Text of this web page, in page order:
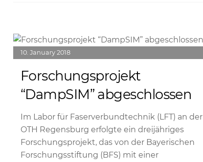
Link
10 January 2018
Forschungsprojekt
“DampSIM” abgeschlossen
Im Labor für Faserverbundtechnik (LFT) an der
OTH Regensburg erfolgte ein dreijähriges
Forschungsprojekt, das von der Bayerischen
Forschungsstiftung (BFS) mit einer